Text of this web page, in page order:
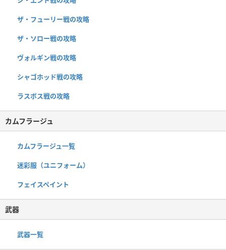
ザ・フューリー戦の攻略
ザ・ソロー戦の攻略
ヴォルギン戦の攻略
シャゴホッド戦の攻略
ラスボス戦の攻略
カムフラージュ
カムフラージュ一覧
迷彩服（ユニフォーム）
フェイスペイント
武器
武器一覧